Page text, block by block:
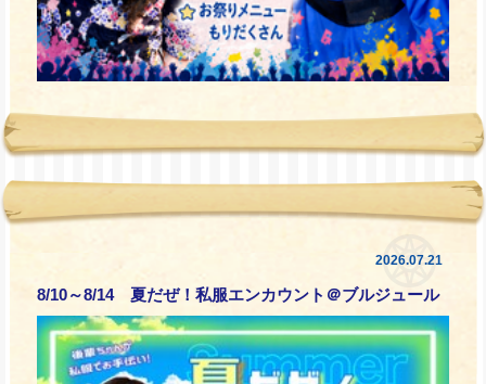
2026.07.21
8/10～8/14 夏だぜ！私服エンカウント＠ブルジュール